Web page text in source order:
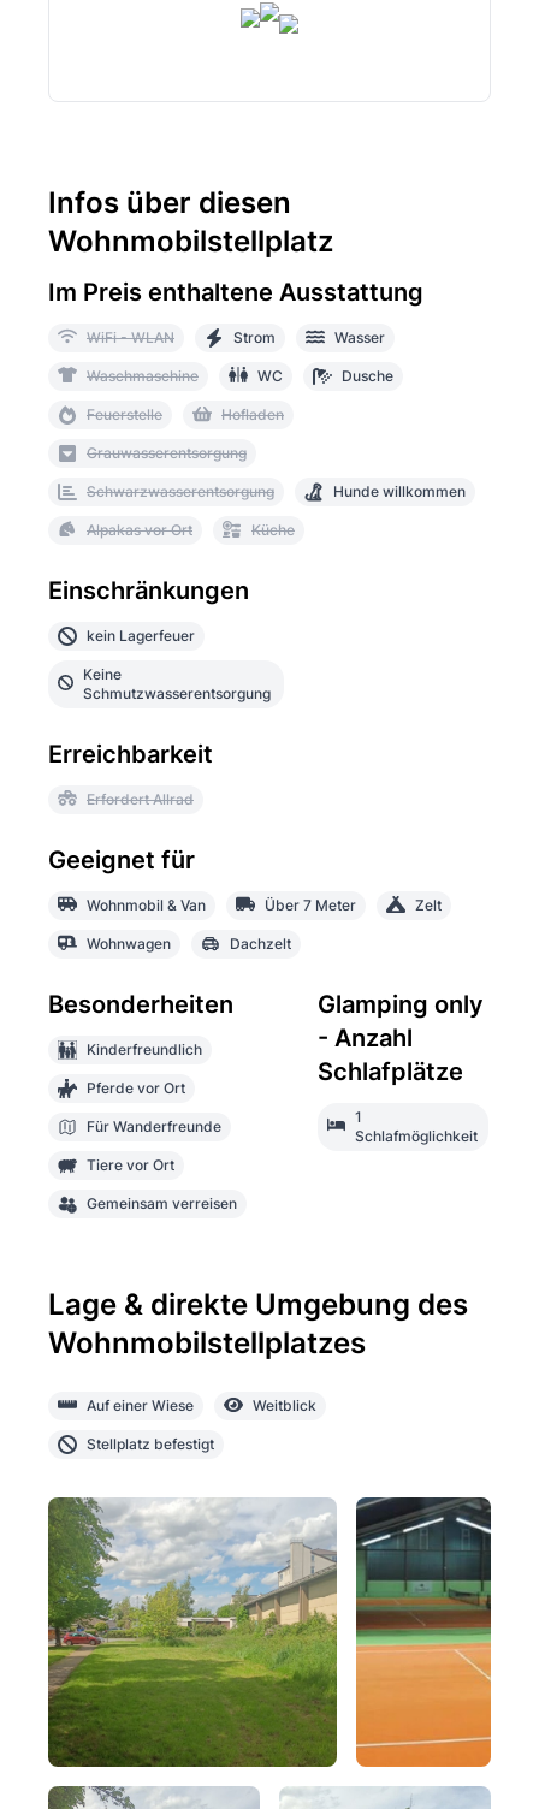
Infos über diesen
Wohnmobilstellplatz
Im Preis enthaltene Ausstattung
WiFi - WLAN Strom Wasser
Waschmaschine WC Dusche
Feuerstelle Hofladen
Grauwasserentsorgung
Schwarzwasserentsorgung Hunde willkommen
Alpakas vor Ort Küche
Einschränkungen
kein Lagerfeuer
Keine
Schmutzwasserentsorgung
Erreichbarkeit
Erfordert Allrad
Geeignet für
Wohnmobil & Van Über 7 Meter Zelt
Wohnwagen Dachzelt
Besonderheiten
Kinderfreundlich
Pferde vor Ort
Für Wanderfreunde
Tiere vor Ort
Gemeinsam verreisen
Glamping only
- Anzahl
Schlafplätze
1
Schlafmöglichkeit
Lage & direkte Umgebung des
Wohnmobilstellplatzes
Auf einer Wiese Weitblick
Stellplatz befestigt